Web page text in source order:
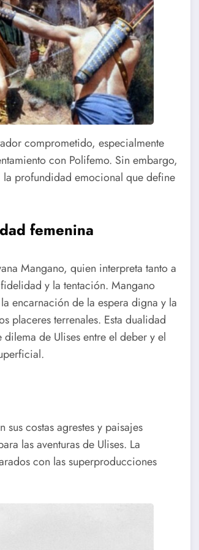
comprometido, especialmente
con Polifemo. Sin embargo,
la profundidad emocional que define
femenina
Mangano, quien interpreta tanto a
y la tentación. Mangano
encarnación de la espera digna y la
placeres terrenales. Esta dualidad
de Ulises entre el deber y el
costas agrestes y paisajes
las aventuras de Ulises. La
con las superproducciones